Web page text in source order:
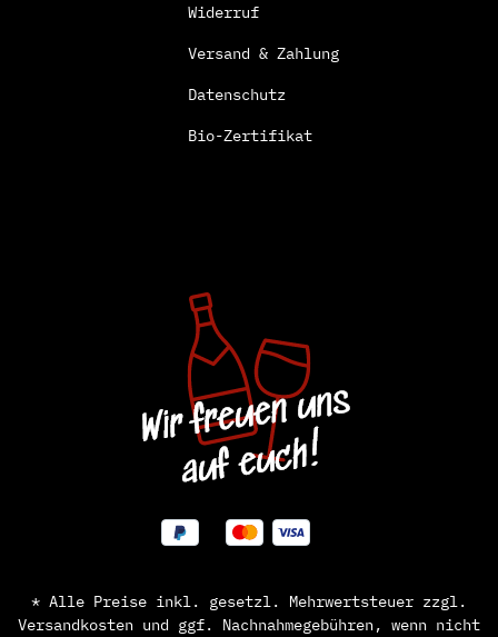
Widerruf
Versand & Zahlung
Datenschutz
Bio-Zertifikat
* Alle Preise inkl. gesetzl. Mehrwertsteuer zzgl.
Versandkosten und ggf. Nachnahmegebühren, wenn nicht